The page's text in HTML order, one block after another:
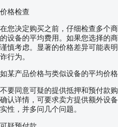
价格检查
在您决定购买之前，仔细检查多个
的设备的平均费用。如果您选择的
谨慎考虑。显著的价格差异可能表
诈行为。
如某产品价格与类似设备的平均价
不要同意可疑的提供抵押和预付款
确认详情，可要求卖方提供额外设
实性，并多问几个问题。